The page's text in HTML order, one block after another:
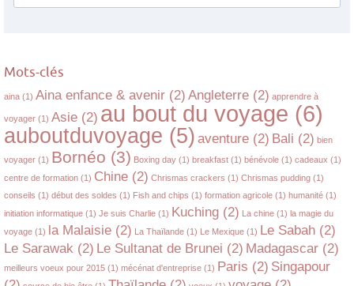
Mots-clés
aina (1) Aina enfance & avenir (2) Angleterre (2) apprendre à
voyager (1) Asie (2) au bout du voyage (6)
auboutduvoyage (5) aventure (2) Bali (2) bien
voyager (1) Bornéo (3) Boxing day (1) breakfast (1) bénévole (1) cadeaux (1)
centre de formation (1) Chine (2) Chrismas crackers (1) Chrismas pudding (1)
conseils (1) début des soldes (1) Fish and chips (1) formation agricole (1) humanité (1)
initiation informatique (1) Je suis Charlie (1) Kuching (2) La chine (1) la magie du
voyage (1) la Malaisie (2) La Thaïlande (1) Le Mexique (1) Le Sabah (2)
Le Sarawak (2) Le Sultanat de Brunei (2) Madagascar (2)
meilleurs voeux pour 2015 (1) mécénat d'entreprise (1) Paris (2) Singapour